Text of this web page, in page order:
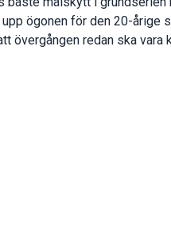
ögonen för den 20-årige
övergången redan ska vara